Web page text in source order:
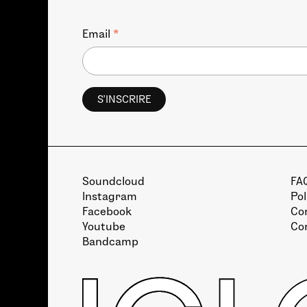
Email *
Soundcloud
Instagram
Facebook
Youtube
Bandcamp